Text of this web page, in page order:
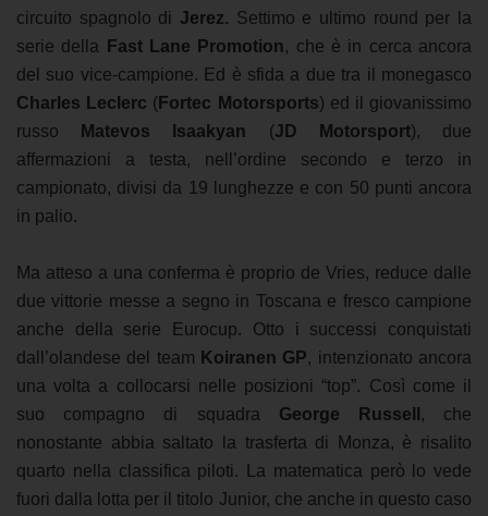
circuito spagnolo di Jerez. Settimo e ultimo round per la
serie della
Fast Lane Promotion, che è in cerca ancora
del suo vice-campione. Ed è sfida a due tra il monegasco
Charles Leclerc (Fortec Motorsports) ed il giovanissimo
russo
Matevos Isaakyan (JD Motorsport), due
affermazioni a testa, nell’ordine secondo e terzo in
campionato, divisi da 19 lunghezze e con 50 punti ancora
in palio.
Ma atteso a una conferma è proprio de Vries, reduce dalle
due vittorie messe a segno in Toscana e fresco campione
anche della serie Eurocup. Otto i successi conquistati
dall’olandese del team Koiranen GP, intenzionato ancora
una volta a collocarsi nelle posizioni “top”. Così come il
suo compagno di squadra George Russell
, che
nonostante abbia saltato la trasferta di Monza, è risalito
quarto nella classifica piloti. La matematica però lo vede
fuori dalla lotta per il titolo Junior, che anche in questo caso